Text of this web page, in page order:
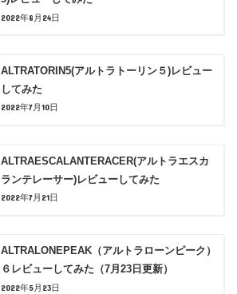
2022年8月24日
ALTRATORIN5(アルトラトーリン５)レビュー
してみた
2022年7月10日
ALTRAESCALANTERACER(アルトラエスカ
ランテレーサー)レビューしてみた
2022年7月21日
ALTRALONEPEAK（アルトラローンピーク）
６レビューしてみた（7月23日更新）
2022年5月23日